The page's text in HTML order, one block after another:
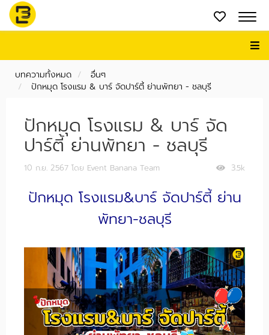
บทความทั้งหมด
อื่นๆ
ปักหมุด โรงแรม & บาร์ จัดปาร์ตี้ ย่านพัทยา - ชลบุรี
ปักหมุด โรงแรม & บาร์ จัด
ปาร์ตี้ ย่านพัทยา - ชลบุรี
3.5k
10 ก.ย. 2567 โดย Event Banana Team
ปักหมุด โรงแรม&บาร์ จัดปาร์ตี้ ย่าน
พัทยา-ชลบุรี